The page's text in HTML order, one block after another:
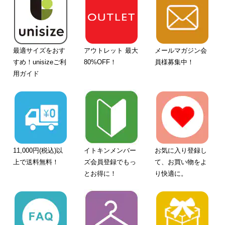
最適サイズをおす
すめ！unisizeご利
用ガイド
アウトレット 最大
80%OFF！
メールマガジン会
員様募集中！
11,000円(税込)以
上で送料無料！
イトキンメンバー
ズ会員登録でもっ
とお得に！
お気に入り登録し
て、お買い物をよ
り快適に。